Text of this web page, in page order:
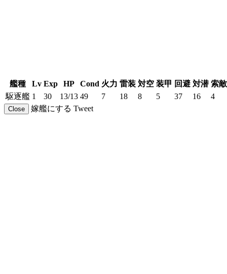
艦種 Lv Exp HP Cond 火力 雷装 対空 装甲 回避 対潜 索敵
駆逐艦 1 30 13/13 49 7 18 8 5 37 16 4
Close 嫁艦にする Tweet